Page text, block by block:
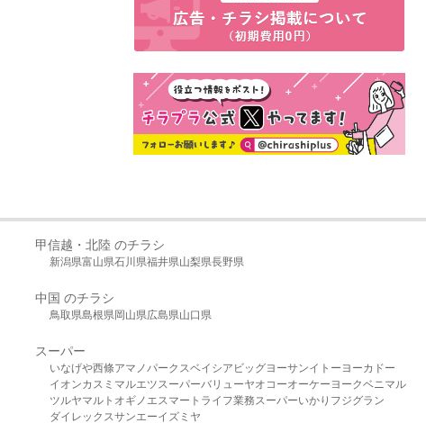
甲信越・北陸 のチラシ
新潟県富山県石川県福井県山梨県長野県
中国 のチラシ
鳥取県島根県岡山県広島県山口県
スーパー
いなげや西條アマノパークスベイシア ビッグヨーサンイトーヨーカドー
イオンカスミ マルエツ スーパーバリューヤオコーオーケー ヨークベニマル
ツルヤマルト オギノ エスマート ライフ業務スーパーいかり フジグラン
ダイレックスサンエーイズミヤ